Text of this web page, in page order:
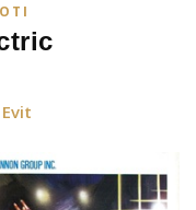
Evit